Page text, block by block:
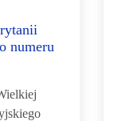
numeru